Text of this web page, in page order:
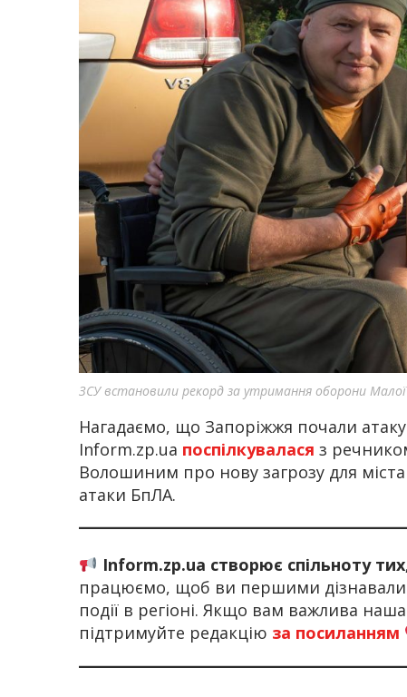
ЗСУ встановили рекорд за утримання оборони
Нагадаємо, що Запоріжжя почали
Inform.zp.ua поспілкувалася з
Волошиним про нову загрозу для
атаки БпЛА.
Inform.zp.ua створює спільноту
працюємо, щоб ви першими
події в регіоні. Якщо вам важлива
підтримуйте редакцію за посиланням